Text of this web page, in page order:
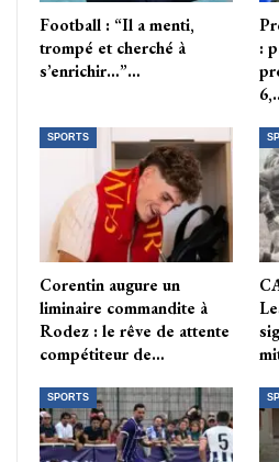
Football : “Il a menti,
trompé et cherché à
s’enrichir…”…
:
SPORTS
Corentin augure un
liminaire commandite à
Rodez : le rêve de attente
compétiteur de…
SPORTS